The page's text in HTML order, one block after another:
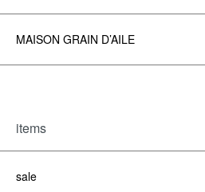
MAISON GRAIN D’AILE
items
sale